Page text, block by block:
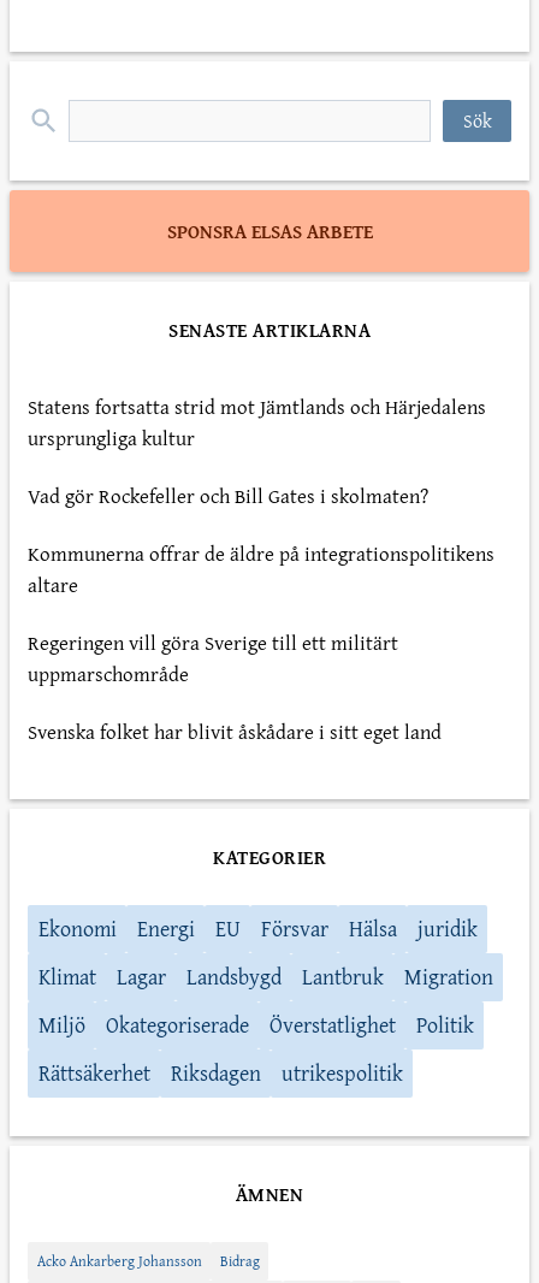
Sök
SPONSRA ELSAS ARBETE
SENASTE ARTIKLARNA
Statens fortsatta strid mot Jämtlands och Härjedalens
ursprungliga kultur
Vad gör Rockefeller och Bill Gates i skolmaten?
Kommunerna offrar de äldre på integrationspolitikens
altare
Regeringen vill göra Sverige till ett militärt
uppmarschområde
Svenska folket har blivit åskådare i sitt eget land
KATEGORIER
Ekonomi Energi EU Försvar Hälsa
juridik
Klimat
Lagar Landsbygd Lantbruk
Migration
Miljö
Okategoriserade Överstatlighet
Politik
Rättsäkerhet
Riksdagen utrikespolitik
ÄMNEN
Acko Ankarberg Johansson Bidrag